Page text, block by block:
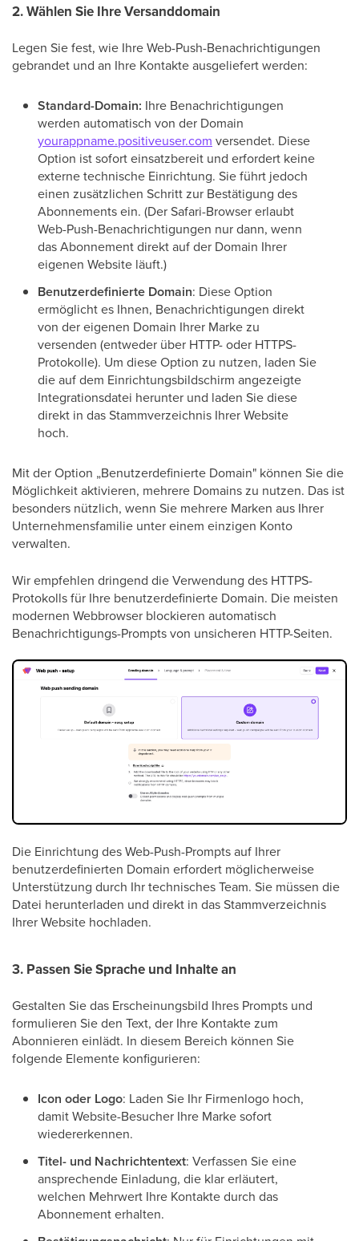
2. Wählen Sie Ihre Versanddomain
Legen Sie fest, wie Ihre Web-Push-Benachrichtigungen
gebrandet und an Ihre Kontakte ausgeliefert werden:
Standard-Domain: Ihre Benachrichtigungen
werden automatisch von der Domain
yourappname.positiveuser.com versendet. Diese
Option ist sofort einsatzbereit und erfordert keine
externe technische Einrichtung. Sie führt jedoch
einen zusätzlichen Schritt zur Bestätigung des
Abonnements ein. (Der Safari-Browser erlaubt
Web-Push-Benachrichtigungen nur dann, wenn
das Abonnement direkt auf der Domain Ihrer
eigenen Website läuft.)
Benutzerdefinierte Domain: Diese Option
ermöglicht es Ihnen, Benachrichtigungen direkt
von der eigenen Domain Ihrer Marke zu
versenden (entweder über HTTP- oder HTTPS-
Protokolle). Um diese Option zu nutzen, laden Sie
die auf dem Einrichtungsbildschirm angezeigte
Integrationsdatei herunter und laden Sie diese
direkt in das Stammverzeichnis Ihrer Website
hoch.
Mit der Option „Benutzerdefinierte Domain" können Sie die
Möglichkeit aktivieren, mehrere Domains zu nutzen. Das ist
besonders nützlich, wenn Sie mehrere Marken aus Ihrer
Unternehmensfamilie unter einem einzigen Konto
verwalten.
Wir empfehlen dringend die Verwendung des HTTPS-
Protokolls für Ihre benutzerdefinierte Domain. Die meisten
modernen Webbrowser blockieren automatisch
Benachrichtigungs-Prompts von unsicheren HTTP-Seiten.
Die Einrichtung des Web-Push-Prompts auf Ihrer
benutzerdefinierten Domain erfordert möglicherweise
Unterstützung durch Ihr technisches Team. Sie müssen die
Datei herunterladen und direkt in das Stammverzeichnis
Ihrer Website hochladen.
3. Passen Sie Sprache und Inhalte an
Gestalten Sie das Erscheinungsbild Ihres Prompts und
formulieren Sie den Text, der Ihre Kontakte zum
Abonnieren einlädt. In diesem Bereich können Sie
folgende Elemente konfigurieren:
Icon oder Logo: Laden Sie Ihr Firmenlogo hoch,
damit Website-Besucher Ihre Marke sofort
wiedererkennen.
Titel- und Nachrichtentext: Verfassen Sie eine
ansprechende Einladung, die klar erläutert,
welchen Mehrwert Ihre Kontakte durch das
Abonnement erhalten.